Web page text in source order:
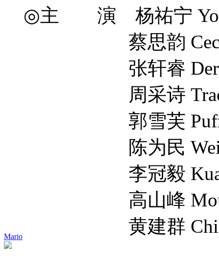
Mario
◎主 演 杨祐宁 Yo
蔡思韵
张轩睿 Derek
周采诗 Tracy
郭雪芙 Puff
陈为民 Wei-
李冠毅 Kuan-
高山峰
黄建群 Chien